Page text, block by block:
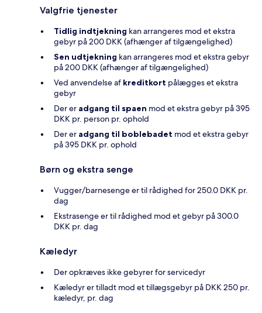
Valgfrie tjenester
Tidlig indtjekning kan arrangeres mod et ekstra
gebyr på 200 DKK (afhænger af tilgængelighed)
Sen udtjekning kan arrangeres mod et ekstra gebyr
på 200 DKK (afhænger af tilgængelighed)
Ved anvendelse af kreditkort pålægges et ekstra
gebyr
Der er adgang til spaen mod et ekstra gebyr på 395
DKK pr. person pr. ophold
Der er adgang til boblebadet mod et ekstra gebyr
på 395 DKK pr. ophold
Børn og ekstra senge
Vugger/barnesenge er til rådighed for 250.0 DKK pr.
dag
Ekstrasenge er til rådighed mod et gebyr på 300.0
DKK pr. dag
Kæledyr
Der opkræves ikke gebyrer for servicedyr
Kæledyr er tilladt mod et tillægsgebyr på DKK 250 pr.
kæledyr, pr. dag